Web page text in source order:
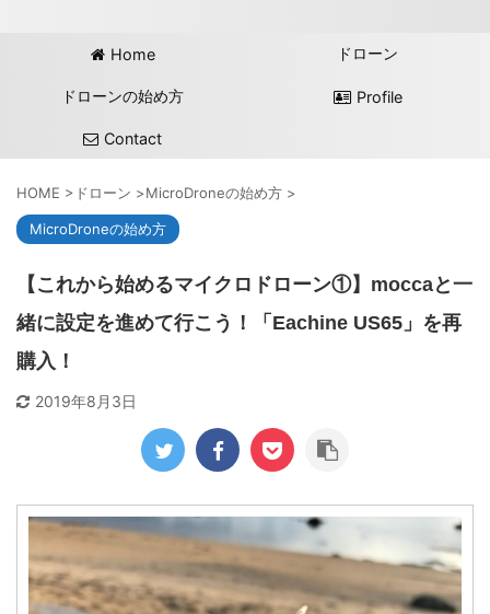
Home ドローン
ドローンの始め方 Profile
Contact
HOME > ドローン >MicroDroneの始め方 >
MicroDroneの始め方
【これから始めるマイクロドローン①】moccaと一
緒に設定を進めて行こう！「Eachine US65」を再
購入！
2019年8月3日